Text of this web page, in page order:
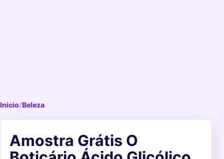
Inicio/Beleza
Amostra Grátis O